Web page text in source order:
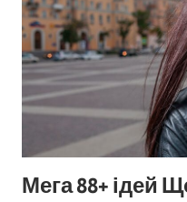
Мега 88+ ідей